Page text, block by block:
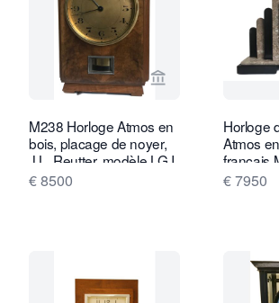
Voir la page
M238 Horloge Atmos en
bois, placage de noyer,
J.L. Reutter, modèle LG I,
N° 602
€ 8500
Horloge
Atmos
français
numéro
€ 7950